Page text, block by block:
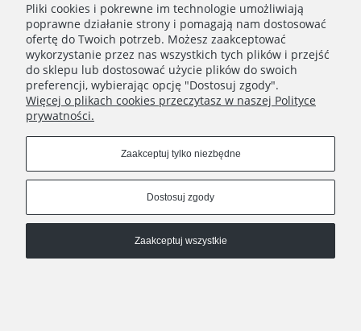
WAŻNE INFORMACJE
POLECANE STRONY
Pliki cookies i pokrewne im technologie umożliwiają
poprawne działanie strony i pomagają nam dostosować
ofertę do Twoich potrzeb. Możesz zaakceptować
wykorzystanie przez nas wszystkich tych plików i przejść
do sklepu lub dostosować użycie plików do swoich
preferencji, wybierając opcję "Dostosuj zgody".
Więcej o plikach cookies przeczytasz w naszej Polityce
prywatności.
Zaakceptuj tylko niezbędne
Dostosuj zgody
Zaakceptuj wszystkie